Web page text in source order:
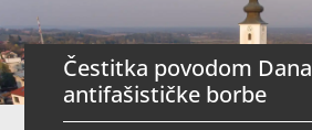
Čestitka povodom Dana
antifašističke borbe